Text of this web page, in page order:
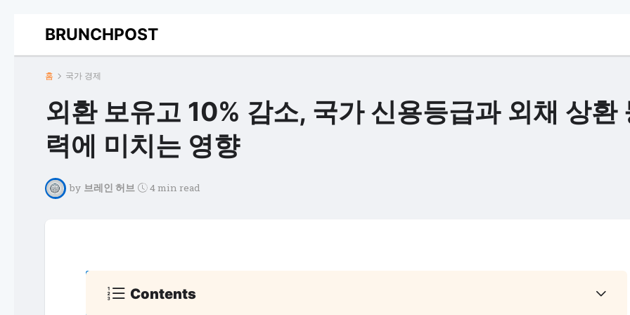
BRUNCHPOST
홈 국가 경제
외환 보유고 10% 감소, 국가 신용등급과 외채 상환
력에 미치는 영향
by 브레인 허브 4 min read
Contents